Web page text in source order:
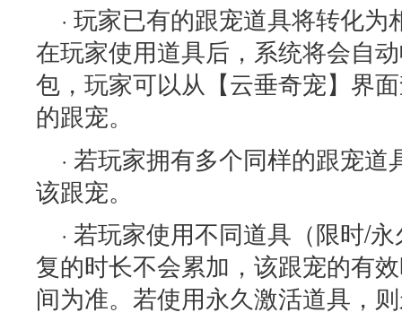
· 玩家已有的跟宠道具将转化
在玩家使用道具后，系统将会自
包，玩家可以从【云垂奇宠】界
的跟宠。
· 若玩家拥有多个同样的跟宠
该跟宠。
· 若玩家使用不同道具（限时/
复的时长不会累加，该跟宠的有
间为准。若使用永久激活道具，